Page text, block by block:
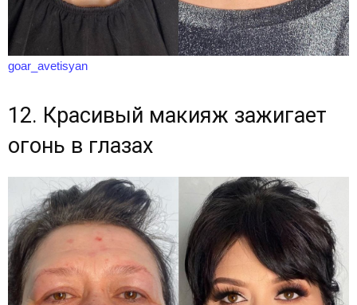
goar_avetisyan
12. Красивый макияж зажигает
огонь в глазах